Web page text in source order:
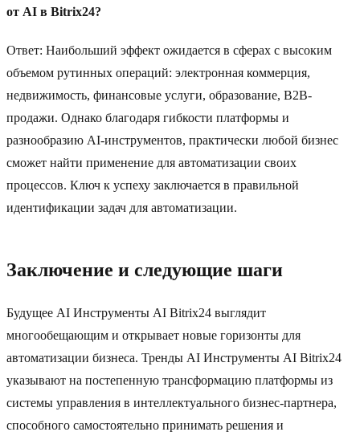
от AI в Bitrix24?
Ответ: Наибольший эффект ожидается в сферах с высоким
объемом рутинных операций: электронная коммерция,
недвижимость, финансовые услуги, образование, B2B-
продажи. Однако благодаря гибкости платформы и
разнообразию AI-инструментов, практически любой бизнес
сможет найти применение для автоматизации своих
процессов. Ключ к успеху заключается в правильной
идентификации задач для автоматизации.
Заключение и следующие шаги
Будущее AI Инструменты AI Bitrix24 выглядит
многообещающим и открывает новые горизонты для
автоматизации бизнеса. Тренды AI Инструменты AI Bitrix24
указывают на постепенную трансформацию платформы из
системы управления в интеллектуального бизнес-партнера,
способного самостоятельно принимать решения и